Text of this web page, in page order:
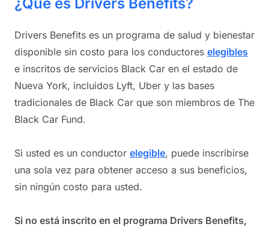
Drivers Benefits es un programa de salud y bienestar
disponible sin costo para los conductores elegibles
e inscritos de servicios Black Car en el estado de
Nueva York, incluidos Lyft, Uber y las bases
tradicionales de Black Car que son miembros de The
Black Car Fund.
Si usted es un conductor elegible, puede inscribirse
una sola vez para obtener acceso a sus beneficios,
sin ningún costo para usted.
Si no está inscrito en el programa Drivers Benefits,